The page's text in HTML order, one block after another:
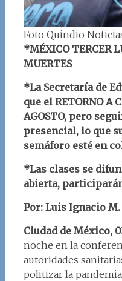
Foto Quindio
*MÉXICO TERCER
MUERTES
*La Secretaría de
que el RETORNO A
AGOSTO, pero
presencial, lo que
semáforo esté en
*Las clases se
abierta,
Por: Luis Ignacio
Ciudad de México,
noche en la
autoridades
politizar la